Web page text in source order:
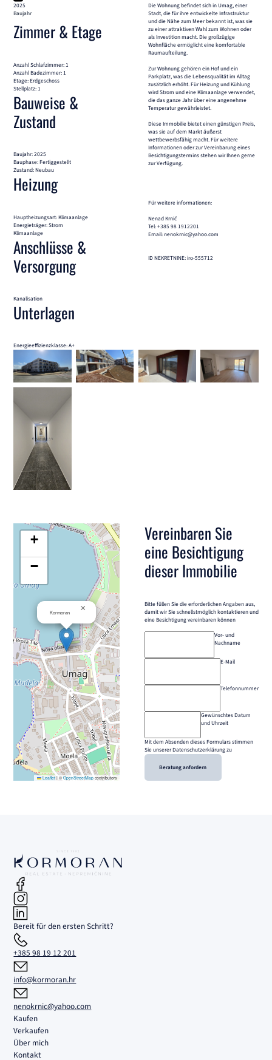
2025
Baujahr
Zimmer & Etage
Anzahl Schlafzimmer: 1
Anzahl Badezimmer: 1
Etage: Erdgeschoss
Stellplatz: 1
Bauweise &
Zustand
Baujahr: 2025
Bauphase: Fertiggestellt
Zustand: Neubau
Heizung
Hauptheizungsart: Klimaanlage
Energieträger: Strom
Klimaanlage
Anschlüsse &
Versorgung
Kanalisation
Unterlagen
Energieeffizienzklasse: A+
Die Wohnung befindet sich in Umag, einer
Stadt, die für ihre entwickelte Infrastruktur
und die Nähe zum Meer bekannt ist, was sie
zu einer attraktiven Wahl zum Wohnen oder
als Investition macht. Die großzügige
Wohnfläche ermöglicht eine komfortable
Raumaufteilung.
Zur Wohnung gehören ein Hof und ein
Parkplatz, was die Lebensqualität im Alltag
zusätzlich erhöht. Für Heizung und Kühlung
wird Strom und eine Klimaanlage verwendet,
die das ganze Jahr über eine angenehme
Temperatur gewährleistet.
Diese Immobilie bietet einen günstigen Preis,
was sie auf dem Markt äußerst
wettbewerbsfähig macht. Für weitere
Informationen oder zur Vereinbarung eines
Besichtigungstermins stehen wir Ihnen gerne
zur Verfügung.
Für weitere informationen:
Nenad Krnić
Tel: +385 98 1912201
Email: nenokrnic@yahoo.com
ID NEKRETNINE: iro-555712
Kormoran ×
+
−
Leaflet |© OpenStreetMapcontributors
Vereinbaren Sie
eine Besichtigung
dieser Immobilie
Bitte füllen Sie die erforderlichen Angaben aus,
damit wir Sie schnellstmöglich kontaktieren und
eine Besichtigung vereinbaren können
Vor- und
Nachname
E-Mail
Telefonnummer
Gewünschtes Datum
und Uhrzeit
Mit dem Absenden dieses Formulars stimmen
Sie unserer Datenschutzerklärung zu
Beratung anfordern
Bereit für den ersten Schritt?
+385 98 19 12 201
info@kormoran.hr
nenokrnic@yahoo.com
Kaufen
Verkaufen
Über mich
Kontakt